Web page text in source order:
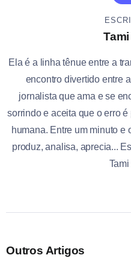
Ela é a linha tênue entre a
encontro divertido entre
jornalista que ama e se
sorrindo e aceita que o erro
humana. Entre um minuto e
produz, analisa, aprecia...
Outros Artigos